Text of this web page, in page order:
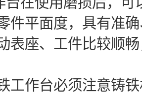
件平面度，具有准
表座、工件比较顺
工作台必须注意铸